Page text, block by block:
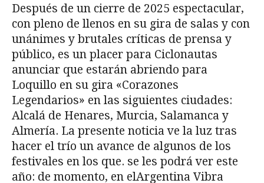
Después de un cierre de 2025 espectacular,
con pleno de llenos en su gira de salas y con
unánimes y brutales críticas de prensa y
público, es un placer para Ciclonautas
anunciar que estarán abriendo para
Loquillo en su gira «Corazones
Legendarios» en las siguientes ciudades:
Alcalá de Henares, Murcia, Salamanca y
Almería. La presente noticia ve la luz tras
hacer el trío un avance de algunos de los
festivales en los que. se les podrá ver este
año: de momento, en elArgentina Vibra